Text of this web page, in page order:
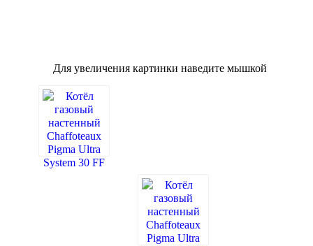
Для увеличения картинки наведите мышкой